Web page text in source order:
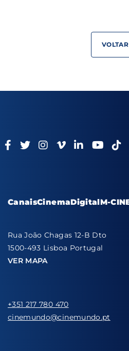
VOLTAR
CanaisCinemaDigitalM-
Rua João Chagas 12-B Dto
1500-493 Lisboa Portugal
VER MAPA
+351 217 780 470
cinemundo@cinemundo.pt